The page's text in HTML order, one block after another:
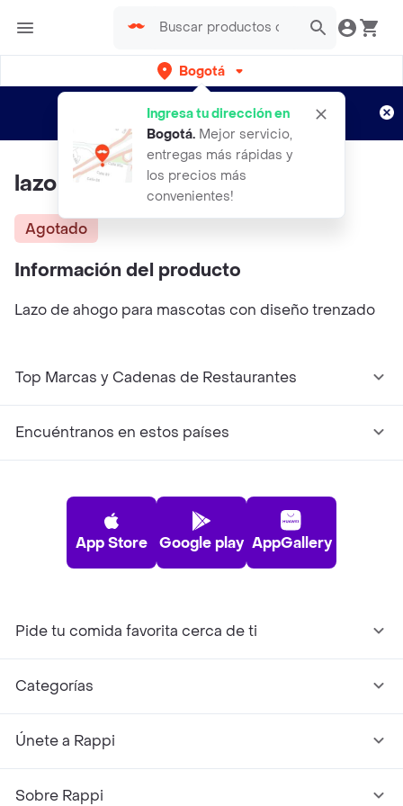
Bogotá
Ingresa tu dirección en
Bogotá. Mejor servicio,
entregas más rápidas y
los precios más
convenientes!
envíos gratis por semanas
Aplican TyC
lazo De Ahogo Trenzado
Agotado
Información del producto
Lazo de ahogo para mascotas con diseño trenzado
Top Marcas y Cadenas de Restaurantes
Encuéntranos en estos países
App Store Google play AppGallery
Pide tu comida favorita cerca de ti
Categorías
Únete a Rappi
Sobre Rappi